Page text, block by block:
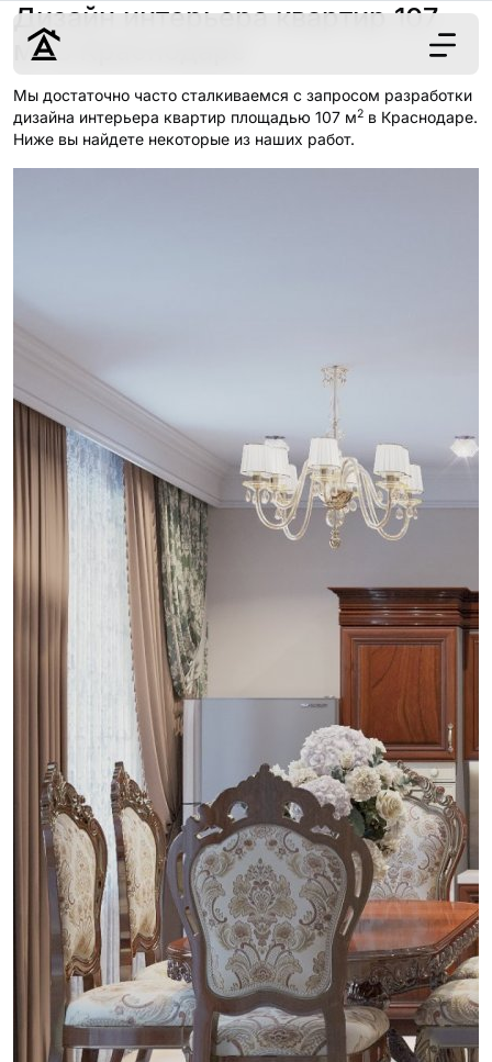
Дизайн
Ремонт
Цены
8 (861) 945-12-
Обсудить
проект
Дизайн интерьера квартир 107
м2в Краснодаре
Мы достаточно часто сталкиваемся с запросом разработки
дизайна интерьера квартир площадью 107 м2 в Краснодаре.
Ниже вы найдете некоторые из наших работ.